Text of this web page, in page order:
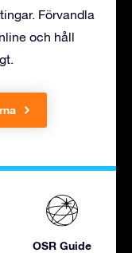
Förvandla
och håll
OSR Guide